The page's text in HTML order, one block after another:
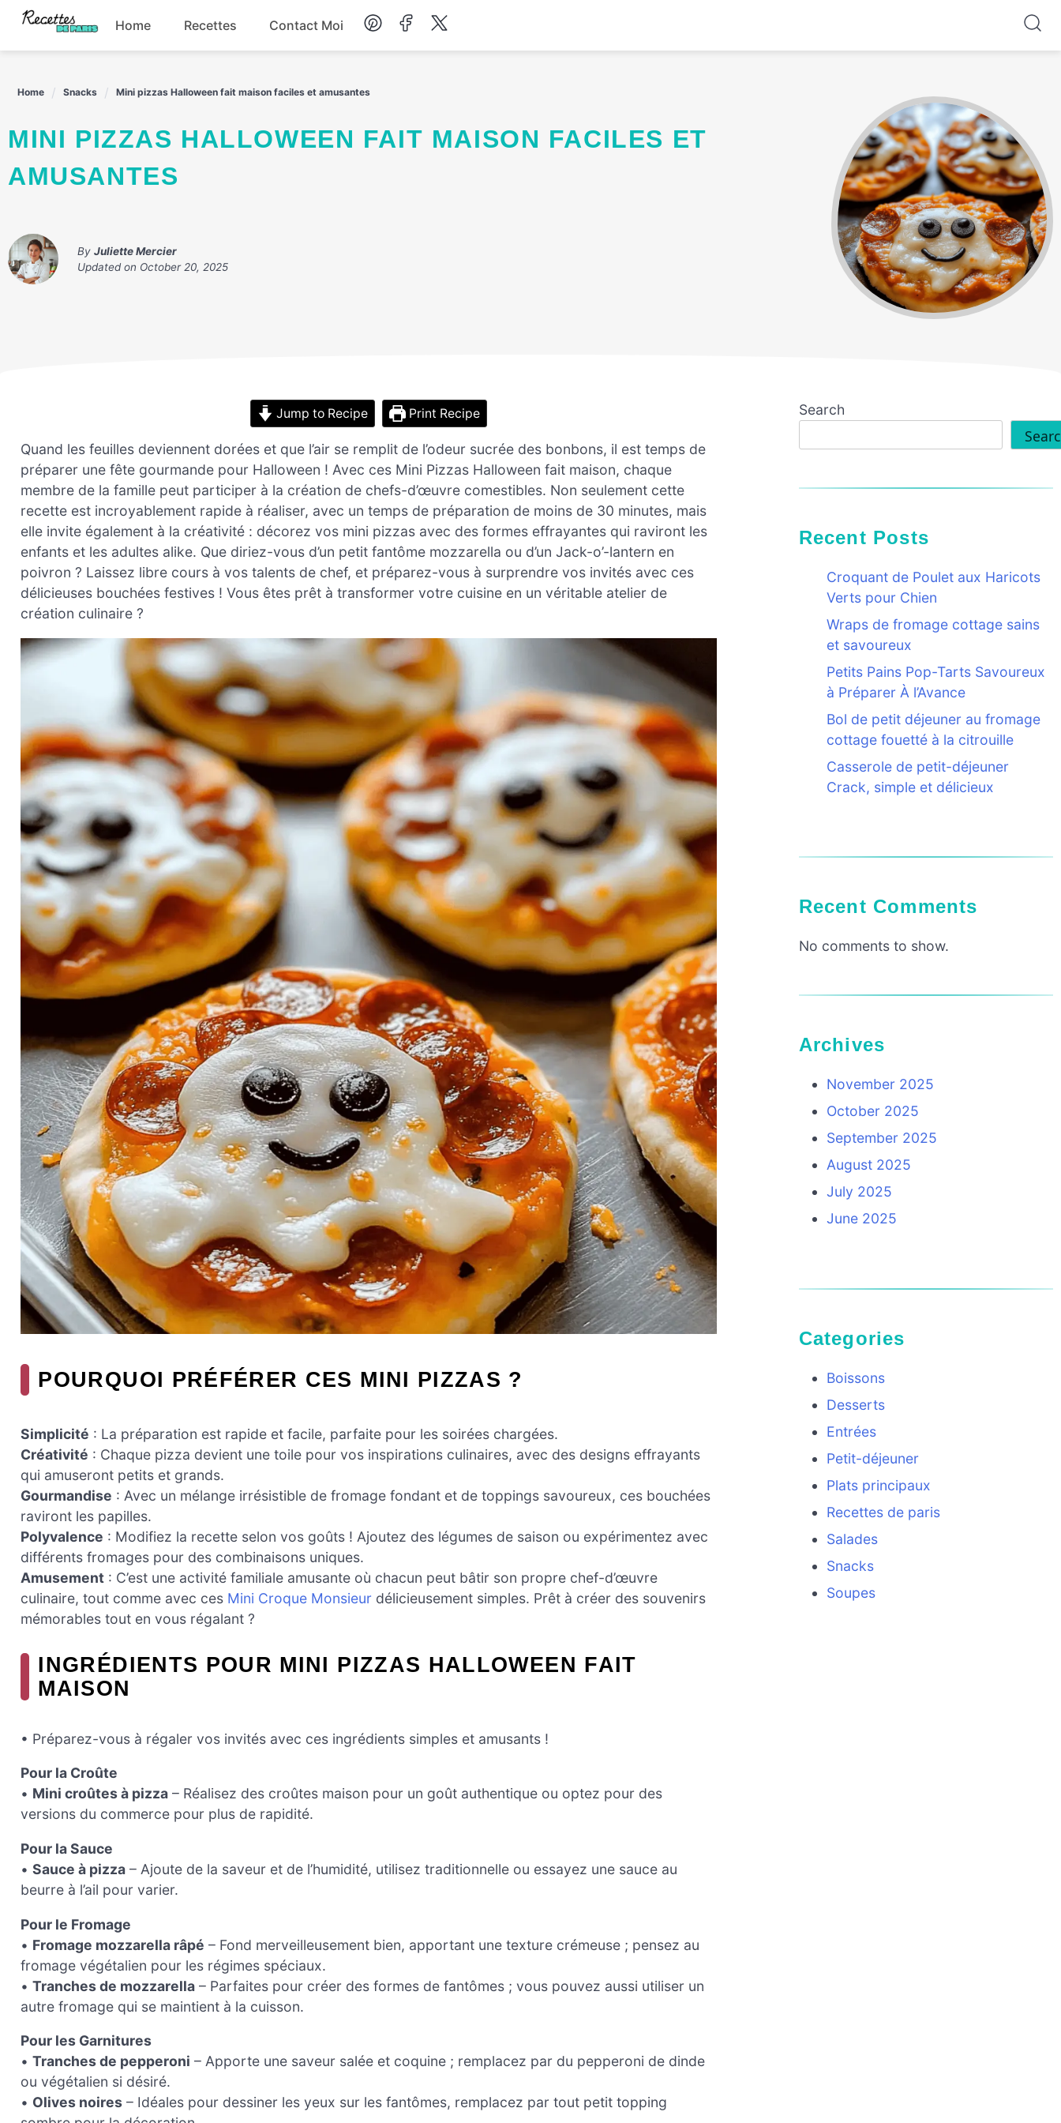
Skip
content
Home Recettes Contact Moi
Home Snacks Mini pizzas Halloween fait maison faciles et amusantes
MINI PIZZAS HALLOWEEN FAIT MAISON FACILES ET
AMUSANTES
By Juliette Mercier
Updated on October 20, 2025
Jump to Recipe Print Recipe
Quand les feuilles deviennent dorées et que l’air se remplit de l’odeur sucrée des bonbons, il est temps de
préparer une fête gourmande pour Halloween ! Avec ces Mini Pizzas Halloween fait maison, chaque
membre de la famille peut participer à la création de chefs-d’œuvre comestibles. Non seulement cette
recette est incroyablement rapide à réaliser, avec un temps de préparation de moins de 30 minutes, mais
elle invite également à la créativité : décorez vos mini pizzas avec des formes effrayantes qui raviront les
enfants et les adultes alike. Que diriez-vous d’un petit fantôme mozzarella ou d’un Jack-o’-lantern en
poivron ? Laissez libre cours à vos talents de chef, et préparez-vous à surprendre vos invités avec ces
délicieuses bouchées festives ! Vous êtes prêt à transformer votre cuisine en un véritable atelier de
création culinaire ?
POURQUOI PRÉFÉRER CES MINI PIZZAS ?
Simplicité : La préparation est rapide et facile, parfaite pour les soirées chargées.
Créativité : Chaque pizza devient une toile pour vos inspirations culinaires, avec des designs effrayants
qui amuseront petits et grands.
Gourmandise : Avec un mélange irrésistible de fromage fondant et de toppings savoureux, ces bouchées
raviront les papilles.
Polyvalence : Modifiez la recette selon vos goûts ! Ajoutez des légumes de saison ou expérimentez avec
différents fromages pour des combinaisons uniques.
Amusement : C’est une activité familiale amusante où chacun peut bâtir son propre chef-d’œuvre
culinaire, tout comme avec ces Mini Croque Monsieur délicieusement simples. Prêt à créer des souvenirs
mémorables tout en vous régalant ?
INGRÉDIENTS POUR MINI PIZZAS HALLOWEEN FAIT
MAISON
• Préparez-vous à régaler vos invités avec ces ingrédients simples et amusants !
Pour la Croûte
• Mini croûtes à pizza – Réalisez des croûtes maison pour un goût authentique ou optez pour des
versions du commerce pour plus de rapidité.
Pour la Sauce
• Sauce à pizza – Ajoute de la saveur et de l’humidité, utilisez traditionnelle ou essayez une sauce au
beurre à l’ail pour varier.
Pour le Fromage
• Fromage mozzarella râpé – Fond merveilleusement bien, apportant une texture crémeuse ; pensez au
fromage végétalien pour les régimes spéciaux.
• Tranches de mozzarella – Parfaites pour créer des formes de fantômes ; vous pouvez aussi utiliser un
autre fromage qui se maintient à la cuisson.
Pour les Garnitures
• Tranches de pepperoni – Apporte une saveur salée et coquine ; remplacez par du pepperoni de dinde
ou végétalien si désiré.
• Olives noires – Idéales pour dessiner les yeux sur les fantômes, remplacez par tout petit topping
Search
Recent Posts
Croquant de Poulet aux Haricots
Verts pour Chien
Wraps de fromage cottage sains
et savoureux
Petits Pains Pop-Tarts Savoureux
à Préparer À l’Avance
Bol de petit déjeuner au fromage
cottage fouetté à la citrouille
Casserole de petit-déjeuner
Crack, simple et délicieux
Recent Comments
No comments to show.
Archives
November 2025
October 2025
September 2025
August 2025
July 2025
June 2025
Categories
Boissons
Desserts
Entrées
Petit-déjeuner
Plats principaux
Recettes de paris
Salades
Snacks
Soupes